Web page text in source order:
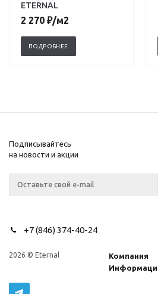
ETERNAL
2 270 ₽/м2
ПОДРОБНЕЕ
Подписывайтесь
на новости и акции
+7 (846) 374-40-24
2026 © Eternal
Компания